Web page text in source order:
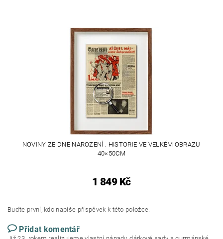
NOVINY ZE DNE NAROZENÍ . HISTORIE VE VELKÉM OBRAZU
40×50CM
1 849 Kč
Buďte první, kdo napíše příspěvek k této položce.
Přidat komentář